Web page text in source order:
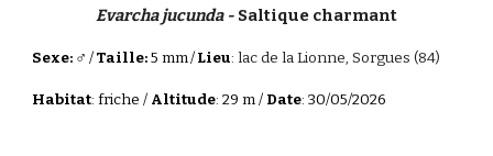
Evarcha jucunda - Saltique charmant
Sexe: ♂ /Taille:5 mm/Lieu:lac de la Lionne, Sorgues (84)
Habitat: friche / Altitude: 29 m / Date: 30/05/2026